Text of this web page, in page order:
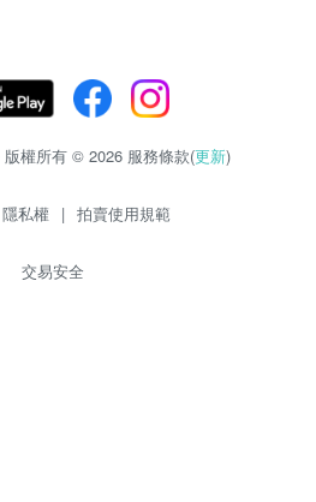
版權所有 © 2026 服務條款(更新)
隱私權 | 拍賣使用規範
交易安全